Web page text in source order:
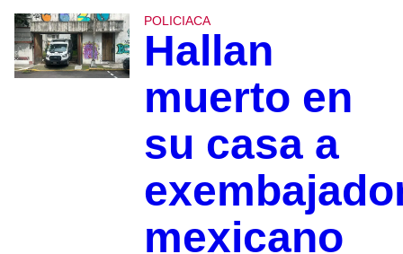
POLICIACA
Hallan
muerto en
su casa a
mexicano